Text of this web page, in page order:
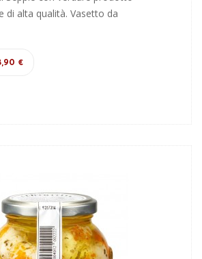
di alta qualità. Vasetto da
€